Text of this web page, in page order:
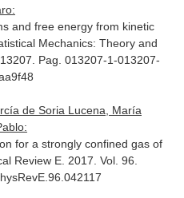
and free energy from kinetic
Mechanics: Theory and
Pag. 013207-1-013207-
de Soria Lucena, María
for a strongly confined gas of
Review E. 2017. Vol. 96.